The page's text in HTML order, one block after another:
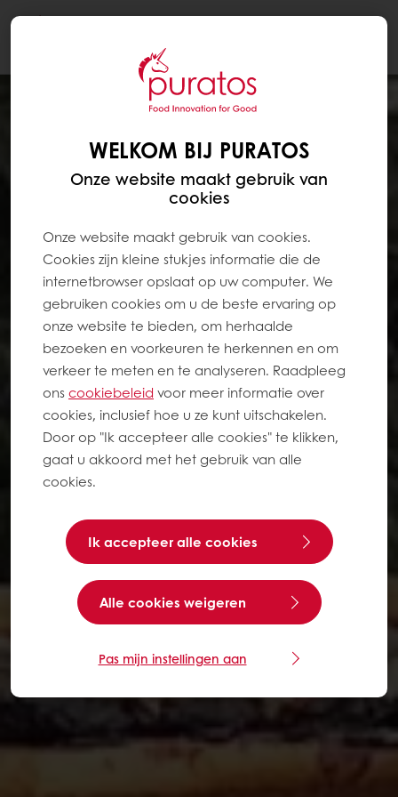
WELKOM BIJ PURATOS
Onze website maakt gebruik van
cookies
Onze website maakt gebruik van cookies.
Cookies zijn kleine stukjes informatie die de
internetbrowser opslaat op uw computer. We
gebruiken cookies om u de beste ervaring op
onze website te bieden, om herhaalde
bezoeken en voorkeuren te herkennen en om
verkeer te meten en te analyseren. Raadpleeg
onscookiebeleid voor meer informatie over
cookies, inclusief hoe u ze kunt uitschakelen.
Door op "Ik accepteer alle cookies" te klikken,
gaat u akkoord met het gebruik van alle
cookies.
Ik accepteer alle cookies
Alle cookies weigeren
Pas mijn instellingen aan